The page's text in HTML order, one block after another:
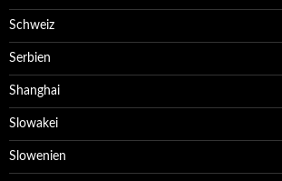
Schweiz
Serbien
Shanghai
Slowakei
Slowenien